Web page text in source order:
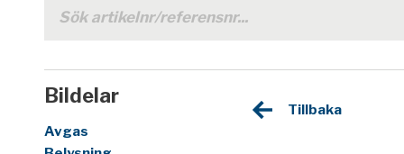
Bildelar
Avgas
Tillbaka